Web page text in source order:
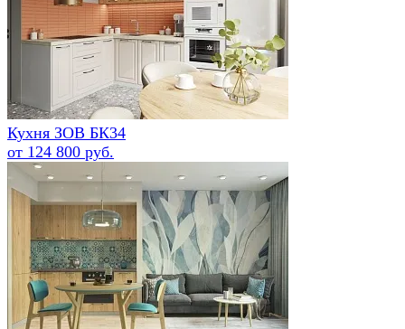
Кухня ЗОВ БК34
от 124 800 руб.